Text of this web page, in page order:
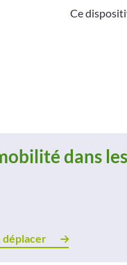
Ce
dans les
déplacer